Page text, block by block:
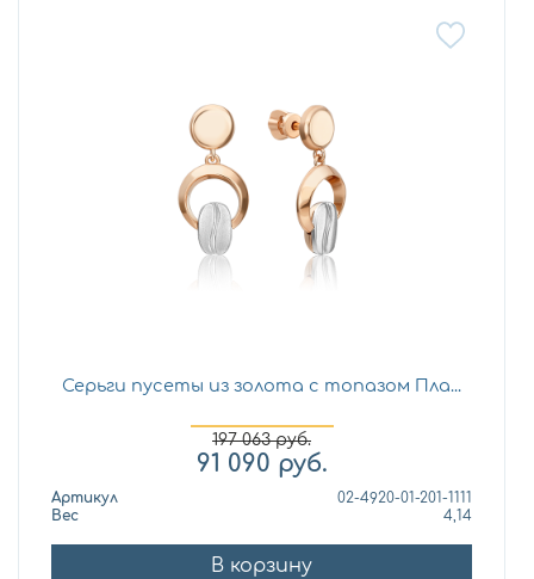
Серьги пусеты из золота с топазом Пла...
197 063руб.
91 090 руб.
Артикул
02-4920-01-201-1111
Вес
4,14
В корзину